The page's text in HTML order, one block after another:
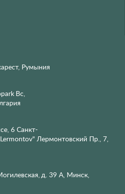
Румыния
Bc,
6 Санкт-
Лермонтовский Пр., 7,
д. 39 А, Минск,